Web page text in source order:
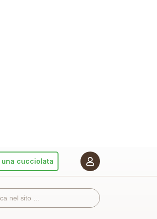
una cucciolata